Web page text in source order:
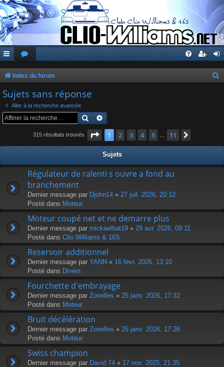
Index du forum
h
Sujets sans réponse
Aller à la recherche avancée
Rechercher
315 résultats trouvés Page 1sur11
1 2 3 4 5 11
Sujets
Régulateur de ralenti s ouvre a fond au
branchement
Dernier message par Djohn14 « 27 juil. 2026, 20:12
Posté dans Moteur
Moteur coupé net et ne demarre plus
Dernier message par mickaelbat19 « 29 avr. 2026, 09:11
Posté dans Clio Williams & 16S
Reservoir additionnel
Dernier message par YANN « 16 févr. 2026, 13:10
Posté dans Divers
Fourchette d'embrayage
Dernier message par Zoreilles « 25 janv. 2026, 17:32
Posté dans Moteur
Bruit décélération
Dernier message par Zoreilles « 25 janv. 2026, 17:26
Posté dans Moteur
Swiss champion
Dernier message par David 74 « 17 nov. 2025, 21:35